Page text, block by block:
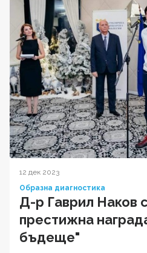
12 дек 2023
Образна диагностика
Д-р Гаврил Наков
престижна
бъдеще"